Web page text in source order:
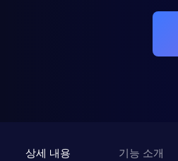
상세 내용 기능 소개